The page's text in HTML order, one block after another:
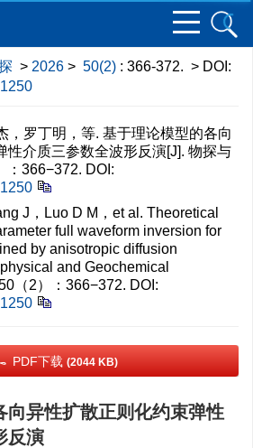
> 2026 > 50(2) : 366-372. > DOI:
，罗丁明，等. 基于理论模型的各向
性介质三参数全波形反演[J]. 物探与
：366−372. DOI:
J，Luo D M，et al. Theoretical
full waveform inversion for
by anisotropic diffusion
and Geochemical
（2）：366−372. DOI:
PDF下载 (2044 KB)
向异性扩散正则化约束弹性
反演